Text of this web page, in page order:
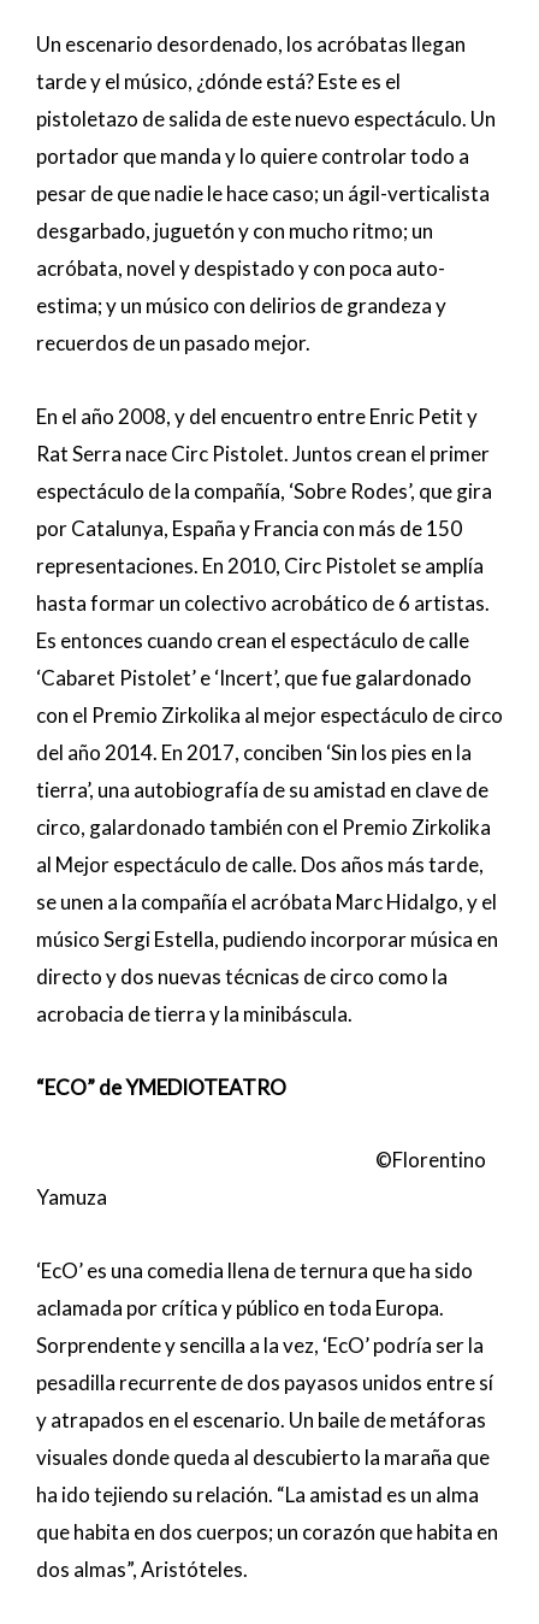
Un escenario desordenado, los acróbatas llegan
tarde y el músico, ¿dónde está? Este es el
pistoletazo de salida de este nuevo espectáculo. Un
portador que manda y lo quiere controlar todo a
pesar de que nadie le hace caso; un ágil-verticalista
desgarbado, juguetón y con mucho ritmo; un
acróbata, novel y despistado y con poca auto-
estima; y un músico con delirios de grandeza y
recuerdos de un pasado mejor.
En el año 2008, y del encuentro entre Enric Petit y
Rat Serra nace Circ Pistolet. Juntos crean el primer
espectáculo de la compañía, ‘Sobre Rodes’, que gira
por Catalunya, España y Francia con más de 150
representaciones. En 2010, Circ Pistolet se amplía
hasta formar un colectivo acrobático de 6 artistas.
Es entonces cuando crean el espectáculo de calle
‘Cabaret Pistolet’ e ‘Incert’, que fue galardonado
con el Premio Zirkolika al mejor espectáculo de circo
del año 2014. En 2017, conciben ‘Sin los pies en la
tierra’, una autobiografía de su amistad en clave de
circo, galardonado también con el Premio Zirkolika
al Mejor espectáculo de calle. Dos años más tarde,
se unen a la compañía el acróbata Marc Hidalgo, y el
músico Sergi Estella, pudiendo incorporar música en
directo y dos nuevas técnicas de circo como la
acrobacia de tierra y la minibáscula.
“ECO” de YMEDIOTEATRO
©Florentino
Yamuza
‘EcO’ es una comedia llena de ternura que ha sido
aclamada por crítica y público en toda Europa.
Sorprendente y sencilla a la vez, ‘EcO’ podría ser la
pesadilla recurrente de dos payasos unidos entre sí
y atrapados en el escenario. Un baile de metáforas
visuales donde queda al descubierto la maraña que
ha ido tejiendo su relación. “La amistad es un alma
que habita en dos cuerpos; un corazón que habita en
dos almas”, Aristóteles.